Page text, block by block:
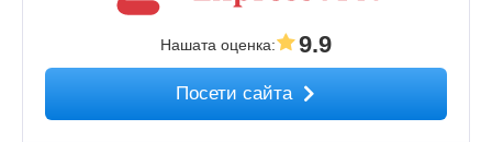
Нашата оценка: 9.9
Посети сайта